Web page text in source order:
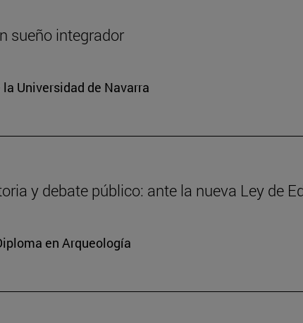
sueño integrador
Universidad de Navarra
y debate público: ante la nueva Ley de
en Arqueología